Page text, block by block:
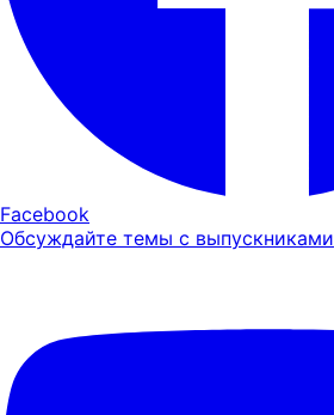
Facebook
Обсуждайте темы с выпускниками